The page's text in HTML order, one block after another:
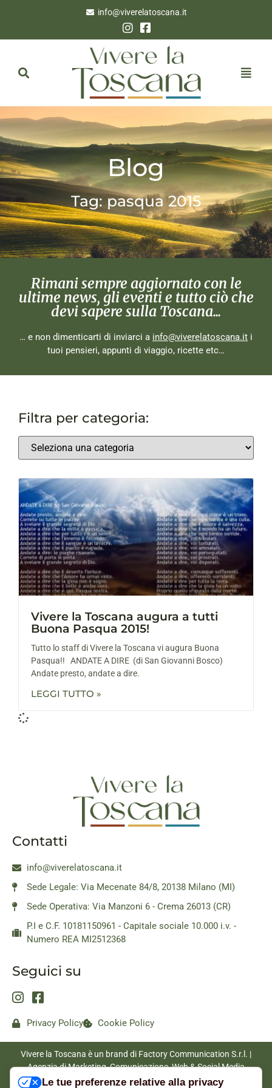
info@viverelatoscana.it
Blog
Tag: pasqua 2015
Rimani sempre aggiornato con le
ultime news, gli eventi e tutto ciò che
devi sapere sulla Toscana...
… e non dimenticarti di inviarci a info@viverelatoscana.it i
tuoi pensieri, appunti di viaggio, ricette etc…
Filtra per categoria:
Vivere la Toscana augura a tutti
Buona Pasqua 2015!
Tutto lo staff di Vivere la Toscana vi augura Buona
Pasqua!! ANDATE A DIRE (di San Giovanni Bosco)
Andate presto, andate a dire.
LEGGI TUTTO »
Contatti
info@viverelatoscana.it
Sede Legale: Via Mecenate 84/8, 20138 Milano (MI)
Sede Operativa: Via Manzoni 6 - Crema 26013 (CR)
P.I e C.F. 10181150961 - Capitale sociale 10.000 i.v. -
Numero REA MI2512368
Seguici su
Privacy Policy Cookie Policy
Vivere la Toscana è un brand di Factory Communication S.r.l. |
Agenzia di Marketing, Comunicazione, Web & Social Media
|www.factorycommunication.it
Le tue preferenze relative alla privacy